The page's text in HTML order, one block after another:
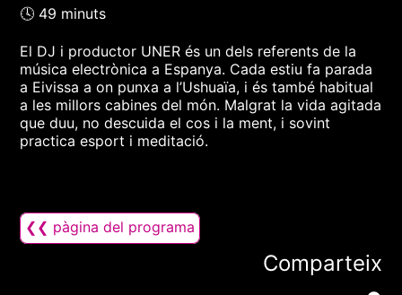
🕓 49 minuts
El DJ i productor UNER és un dels referents de la
música electrònica a Espanya. Cada estiu fa parada
a Eivissa a on punxa a l’Ushuaïa, i és també habitual
a les millors cabines del món. Malgrat la vida agitada
que duu, no descuida el cos i la ment, i sovint
practica esport i meditació.
❮❮ pàgina del programa
Comparteix